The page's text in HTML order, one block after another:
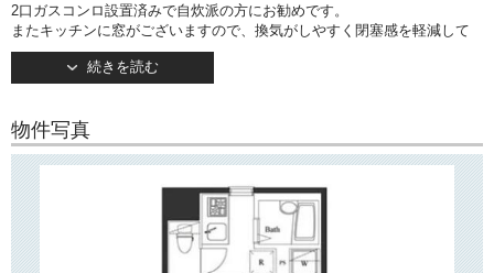
2口ガスコンロ設置済みで自炊派の方にお勧めです。
またキッチンに窓がございますので、換気がしやすく閉塞感を軽減して
くれます。
約6.1帖のお部屋は南向きです！
○建物情報○
文京区湯島3丁目の分譲賃貸マンション「ヴェルト湯島」。
東京メトロ千代田線「湯島」駅徒歩1分の好立地！
そのほか「上野広小路」駅・「御徒町」駅など複数駅・複数路線利用可
通勤・通学に便利な立地です。
続きを読む
物件写真